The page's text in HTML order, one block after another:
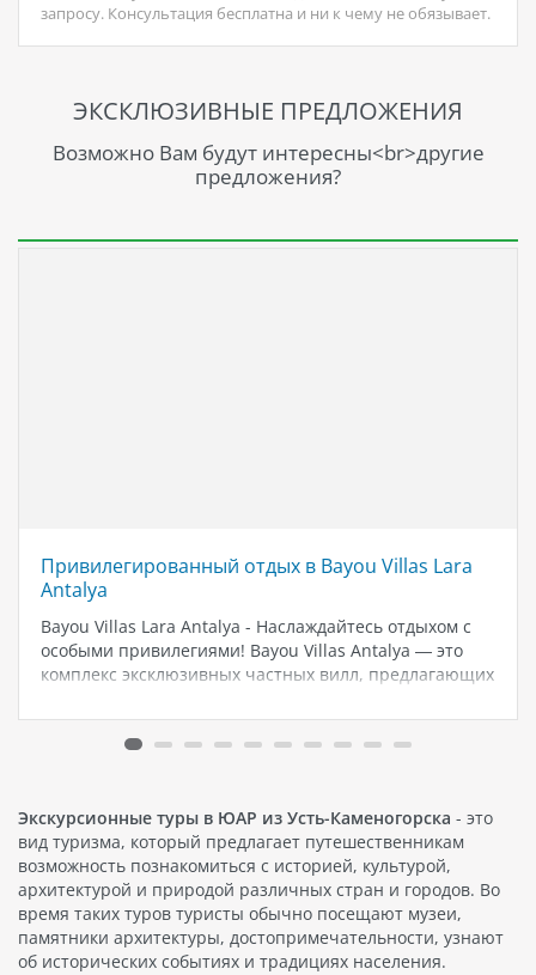
запросу. Консультация бесплатна и ни к чему не обязывает.
ЭКСКЛЮЗИВНЫЕ ПРЕДЛОЖЕНИЯ
Возможно Вам будут интересны<br>другие
предложения?
Привилегированный отдых в Bayou Villas Lara
Antalya
Bayou Villas Lara Antalya - Наслаждайтесь отдыхом с
особыми привилегиями! Bayou Villas Antalya — это
комплекс эксклюзивных частных вилл, предлагающих
Эти виллы созданы специально для вас и готовы
открыть свои двери, чтобы предоставить вам
Экскурсионные туры в ЮАР из Усть-Каменогорска - это
вид туризма, который предлагает путешественникам
возможность познакомиться с историей, культурой,
архитектурой и природой различных стран и городов. Во
время таких туров туристы обычно посещают музеи,
памятники архитектуры, достопримечательности, узнают
об исторических событиях и традициях населения.